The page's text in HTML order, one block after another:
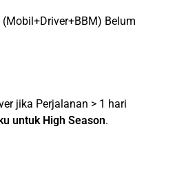
Belum
jika Perjalanan > 1 hari
untuk High Season.